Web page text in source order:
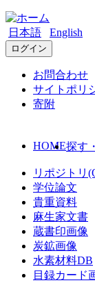
日本語 English
ログイン
お問合わせ
サイトポリ
寄附
HOME探す
リポジトリ
学位論文
貴重資料
麻生家文書
蔵書印画像
炭鉱画像
水素材料DB
目録カード